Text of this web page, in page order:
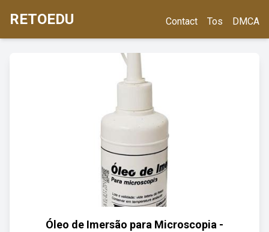
RETOEDU Contact Tos DMCA
Óleo de Imersão para Microscopia -